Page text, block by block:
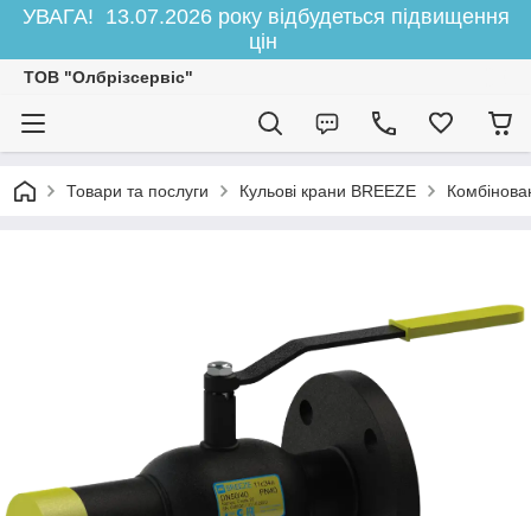
УВАГА! 13.07.2026 року відбудеться підвищення
цін
ТОВ "Олбрізсервіс"
Товари та послуги Кульові крани BREEZE